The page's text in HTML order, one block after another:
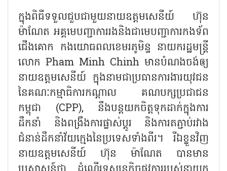
ក្នុងពិធីទទួលជួបជាមួយនាយឧត្តមសេនីយ៍ ហ៊ុន
ម៉ាណែត អគ្គមេបញ្ជាការរងនិងជាមេបញ្ជាការកងទ័ព
ជើងគោក កងយោធពលខេមរភូមិន្ទ នាយករដ្ឋមន្ត្រី
លោក Pham Minh Chinh មានបំណងចង់ឲ្យ
នាយឧត្តមសេនីយ៍ ក្នុងនាមជាប្រធានការងារយុវជន
នៃគណៈកម្មាធិការកណ្តាល គណបក្សប្រជាជន
កម្ពុជា (CPP), នឹងបន្តយកចិត្តទុកដាក់ក្នុងការ
ដឹកនាំ និងពង្រឹងការផ្លាស់ប្តូរ និងការតភ្ជាប់រវាង
ជំនាន់ដឹកនាំវ័យក្មេងនៃប្រទេសទាំងពីរ។ រីឯខ្លួនវិញ
នាយឧត្តមសេនីយ៍ ហ៊ុន ម៉ាណែត បានមាន